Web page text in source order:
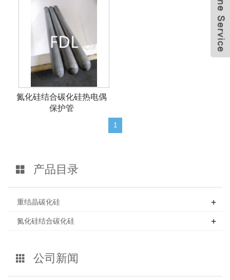
氮化硅结合碳化硅热电偶
保护管
1
产品目录
重结晶碳化硅 +
氮化硅结合碳化硅 +
公司新闻